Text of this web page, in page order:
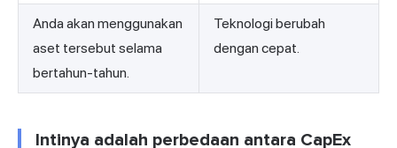
Anda akan menggunakan
aset tersebut selama
bertahun-tahun.
Teknologi berubah
dengan cepat.
Intinya adalah perbedaan antara CapEx